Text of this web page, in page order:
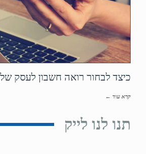
כיצד לבחור רואה חשבון לעסק
קרא עוד ←
תנו לנו לייק